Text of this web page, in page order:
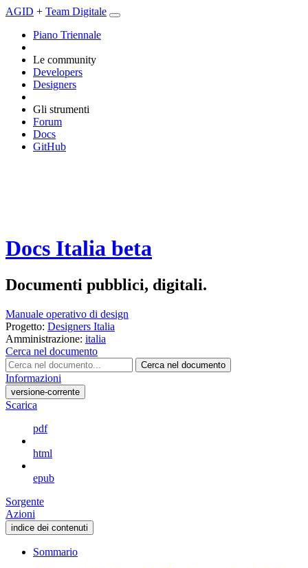
AGID + Team Digitale
Piano Triennale
Le community
Developers
Designers
Gli strumenti
Forum
Docs
GitHub
Docs Italia beta
Documenti pubblici, digitali.
Manuale operativo di design
Progetto: Designers Italia
Amministrazione: italia
Cerca nel documento
Cerca nel documento
Informazioni
versione-corrente
Scarica
pdf
html
epub
Sorgente
Azioni
indice dei contenuti
Sommario